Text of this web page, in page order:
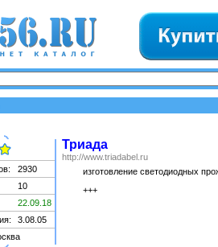
2930
10
22.09.18
3.08.05
Триада
http://www.triadabel.ru
изготовление светодиодных
+++